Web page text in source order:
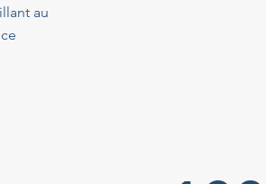
au